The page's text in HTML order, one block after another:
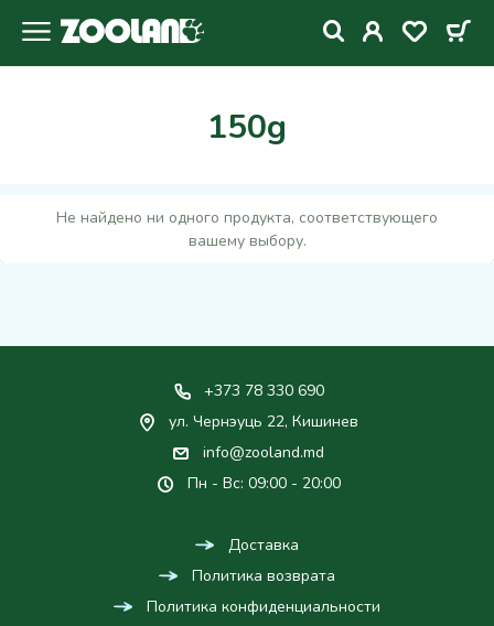
150g
Не найдено ни одного продукта, соответствующего
вашему выбору.
+373 78 330 690
ул. Чернэуць 22, Кишинев
info@zooland.md
Пн - Вс: 09:00 - 20:00
Доставка
Политика возврата
Политика конфиденциальности